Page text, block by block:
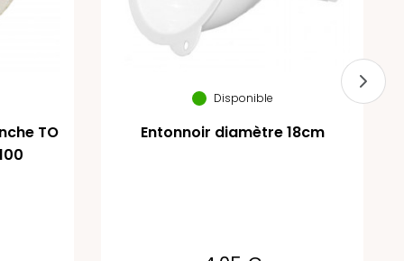
TO
Disponible
Entonnoir diamètre 18cm